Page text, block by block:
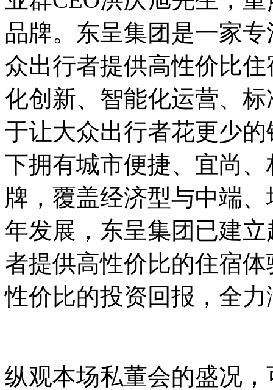
品牌。东呈集团是一家
众出行者提供高性价比
化创新、智能化运营、
于让大众出行者花更少
下拥有城市便捷、宜尚
牌，覆盖经济型与中端
年发展，东呈集团已建
者提供高性价比的住宿
性价比的投资回报，全
纵观本场私董会的盛况